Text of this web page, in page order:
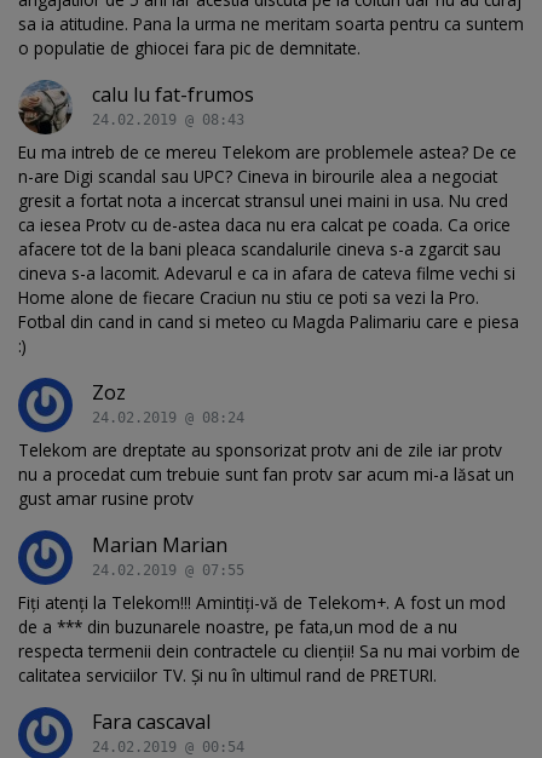
sa ia atitudine. Pana la urma ne meritam soarta pentru ca suntem
o populatie de ghiocei fara pic de demnitate.
calu lu fat-frumos
24.02.2019 @ 08:43
Eu ma intreb de ce mereu Telekom are problemele astea? De ce
n-are Digi scandal sau UPC? Cineva in birourile alea a negociat
gresit a fortat nota a incercat stransul unei maini in usa. Nu cred
ca iesea Protv cu de-astea daca nu era calcat pe coada. Ca orice
afacere tot de la bani pleaca scandalurile cineva s-a zgarcit sau
cineva s-a lacomit. Adevarul e ca in afara de cateva filme vechi si
Home alone de fiecare Craciun nu stiu ce poti sa vezi la Pro.
Fotbal din cand in cand si meteo cu Magda Palimariu care e piesa
:)
Zoz
24.02.2019 @ 08:24
Telekom are dreptate au sponsorizat protv ani de zile iar protv
nu a procedat cum trebuie sunt fan protv sar acum mi-a lăsat un
gust amar rusine protv
Marian Marian
24.02.2019 @ 07:55
Fiți atenți la Telekom!!! Amintiți-vă de Telekom+. A fost un mod
de a *** din buzunarele noastre, pe fata,un mod de a nu
respecta termenii dein contractele cu clienții! Sa nu mai vorbim de
calitatea serviciilor TV. Și nu în ultimul rand de PRETURI.
Fara cascaval
24.02.2019 @ 00:54